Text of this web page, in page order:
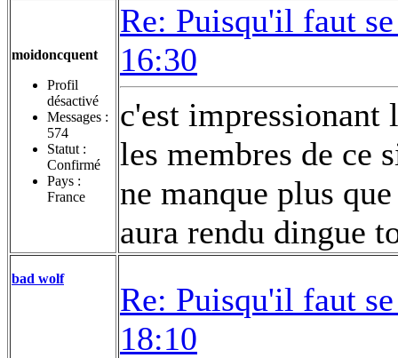
moidoncquent
Profil
désactivé
Messages :
574
Statut :
Confirmé
Pays :
France
Re: Puisqu'il faut
16:30
c'est impressionant
les membres de ce
ne manque plus
aura rendu dingue
bad wolf
Re: Puisqu'il faut
18:10